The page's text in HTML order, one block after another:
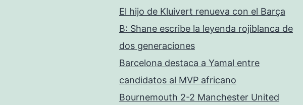
El hijo de Kluivert renueva con el Barça
B: Shane escribe la leyenda rojiblanca de
dos generaciones
Barcelona destaca a Yamal entre
candidatos al MVP africano
Bournemouth 2-2 Manchester United